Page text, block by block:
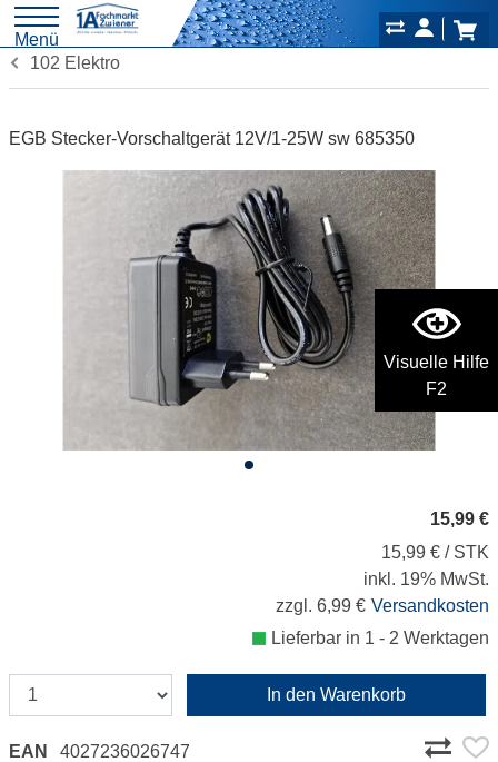
Visuelle Hilfe
F2
Menü
102 Elektro
EGB Stecker-Vorschaltgerät 12V/1-25W sw 685350
15,99 €
15,99 € / STK
inkl. 19% MwSt.
zzgl. 6,99 € Versandkosten
Lieferbar in 1 - 2 Werktagen
In den Warenkorb
EAN
4027236026747